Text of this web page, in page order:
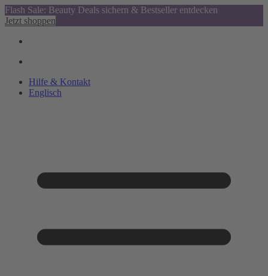
Flash Sale: Beauty Deals sichern & Bestseller entdecken
Jetzt shoppen
Hilfe & Kontakt
Englisch